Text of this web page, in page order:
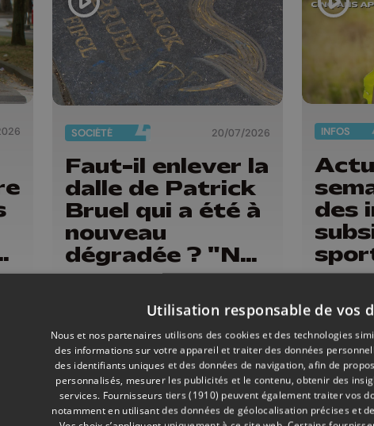
SOCIÉTÉ 20/07/2026
Faut-il enlever la
dalle de Patrick
Bruel qui a été à
nouveau
dégradée ? "Nos
ouvriers sont en
vacances"
INFOS
des
Utilisation responsable de vos
Nous et nos partenaires utilisons des cookies et des technologies
des informations sur votre appareil et traiter des données
des identifiants uniques et des données de navigation, afin de
personnalisés, mesurer les publicités et le contenu, obtenir des
services. Fournisseurs tiers (1910) peuvent également traiter vos
notamment en utilisant des données de géolocalisation précises et